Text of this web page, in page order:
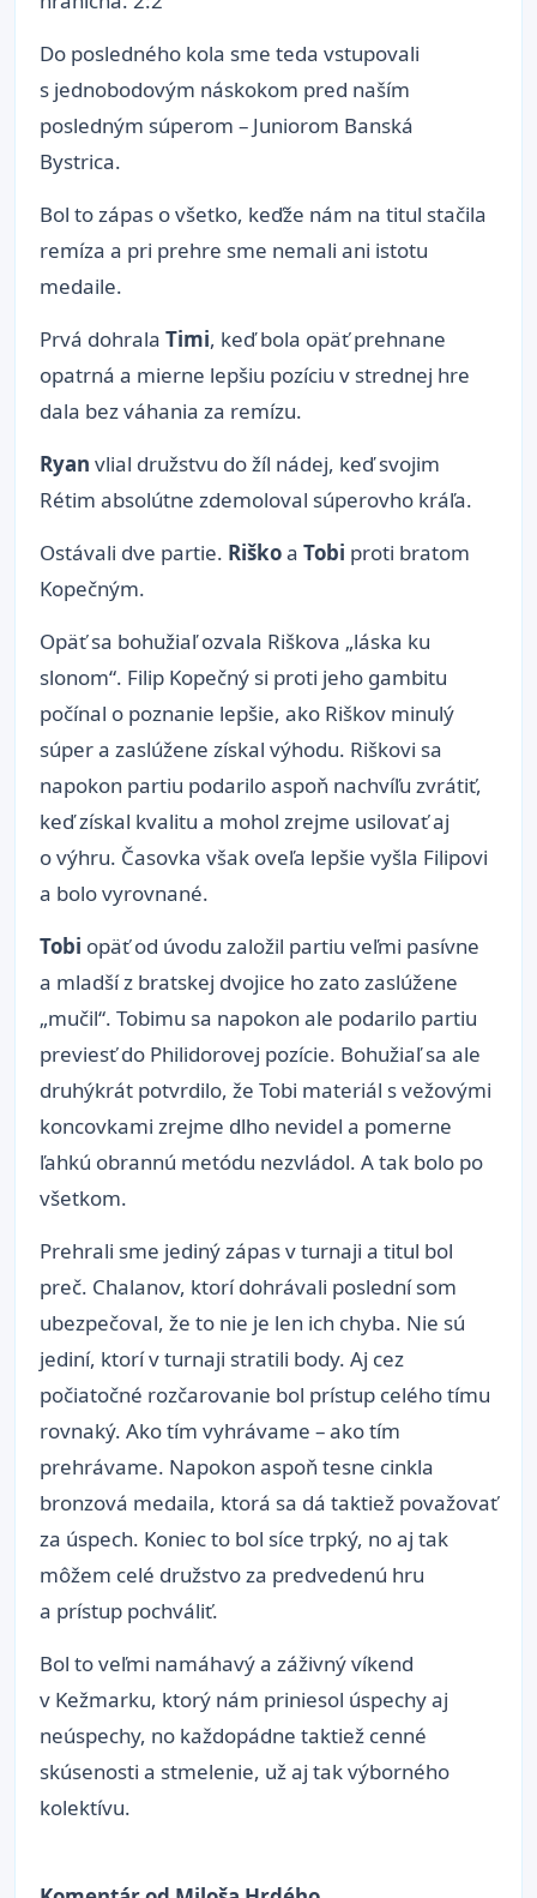
Do posledného kola sme teda vstupovali
s jednobodovým náskokom pred naším
posledným súperom – Juniorom Banská
Bystrica.
Bol to zápas o všetko, keďže nám na titul stačila
remíza a pri prehre sme nemali ani istotu
medaile.
Prvá dohrala Timi, keď bola opäť prehnane
opatrná a mierne lepšiu pozíciu v strednej hre
dala bez váhania za remízu.
Ryan vlial družstvu do žíl nádej, keď svojim
Rétim absolútne zdemoloval súperovho kráľa.
Ostávali dve partie. Riškoa Tobi proti bratom
Kopečným.
Opäť sa bohužiaľ ozvala Riškova „láska ku
slonom“. Filip Kopečný si proti jeho gambitu
počínal o poznanie lepšie, ako Riškov minulý
súper a zaslúžene získal výhodu. Riškovi sa
napokon partiu podarilo aspoň nachvíľu zvrátiť,
keď získal kvalitu a mohol zrejme usilovať aj
o výhru. Časovka však oveľa lepšie vyšla Filipovi
a bolo vyrovnané.
Tobi opäť od úvodu založil partiu veľmi pasívne
a mladší z bratskej dvojice ho zato zaslúžene
„mučil“. Tobimu sa napokon ale podarilo partiu
previesť do Philidorovej pozície. Bohužiaľ sa ale
druhýkrát potvrdilo, že Tobi materiál s vežovými
koncovkami zrejme dlho nevidel a pomerne
ľahkú obrannú metódu nezvládol. A tak bolo po
všetkom.
Prehrali sme jediný zápas v turnaji a titul bol
preč. Chalanov, ktorí dohrávali poslední som
ubezpečoval, že to nie je len ich chyba. Nie sú
jediní, ktorí v turnaji stratili body. Aj cez
počiatočné rozčarovanie bol prístup celého tímu
rovnaký. Ako tím vyhrávame – ako tím
prehrávame. Napokon aspoň tesne cinkla
bronzová medaila, ktorá sa dá taktiež považovať
za úspech. Koniec to bol síce trpký, no aj tak
môžem celé družstvo za predvedenú hru
a prístup pochváliť.
Bol to veľmi namáhavý a záživný víkend
v Kežmarku, ktorý nám priniesol úspechy aj
neúspechy, no každopádne taktiež cenné
skúsenosti a stmelenie, už aj tak výborného
kolektívu.